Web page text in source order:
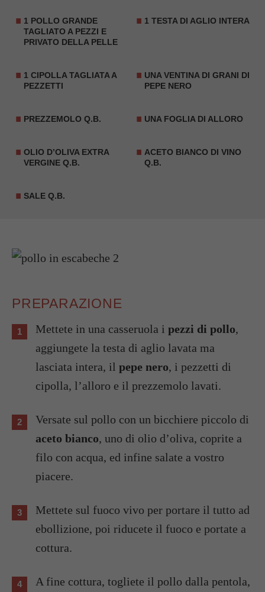
1 POLLO GRANDE
TAGLIATO A PEZZI E
PRIVATO DELLA PELLE
1 TESTA DI AGLIO INTERA
1 CIPOLLA TAGLIATA A
PEZZETTI
UNA VENTINA DI GRANI DI
PEPE NERO
PREZZEMOLO Q.B. UNA FOGLIA DI ALLORO
OLIO D’OLIVA EXTRA
VERGINE Q.B.
ACETO BIANCO DI VINO
Q.B.
SALE Q.B.
PREPARAZIONE
Mettete in una casseruola i pezzi di pollo,
aggiungete la testa di aglio lavata ma
lasciata intera, il pepe nero, i pezzetti di
cipolla, l’alloro e il prezzemolo lavati.
Versate sul pollo con un bicchiere piccolo di
aceto bianco, uno di olio d’oliva, coprite a
filo con acqua, ed infine salate a vostro
piacere.
Mettete sul fuoco vivo per portare il tutto ad
ebollizione, poi riducete il fuoco e portate a
cottura.
A fine cottura, togliete il pollo dalla pentola,